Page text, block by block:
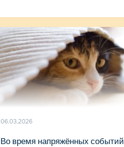
06.03.2026
Во время напряжённых событий